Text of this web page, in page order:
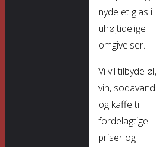
nyde et glas i
uhøjtidelige
omgivelser.
Vi vil tilbyde øl,
vin, sodavand
og kaffe til
fordelagtige
priser og